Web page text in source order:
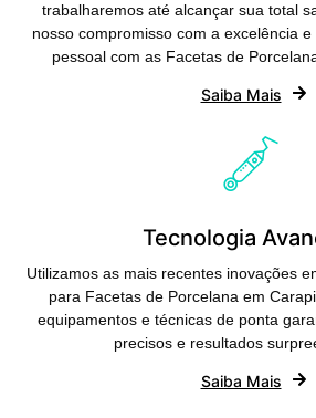
trabalharemos até alcançar sua total
nosso compromisso com a excelência
pessoal com as Facetas de
Saiba Mais
Tecnologia
Utilizamos as mais recentes inovações
para Facetas de Porcelana em
equipamentos e técnicas de ponta
precisos e resultados
Saiba Mais